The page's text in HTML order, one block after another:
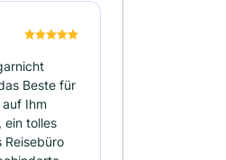
Beste für
Ihm
ein tolles
Reisebüro